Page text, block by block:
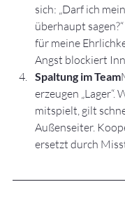
sich: „Darf ich
überhaupt
für meine
Angst blockiert
Spaltung im Team
erzeugen „Lager“.
mitspielt, gilt
Außenseiter.
ersetzt durch